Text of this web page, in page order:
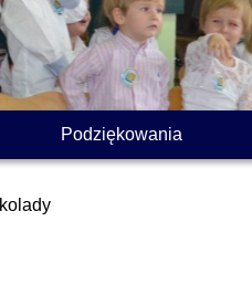
Podziękowania